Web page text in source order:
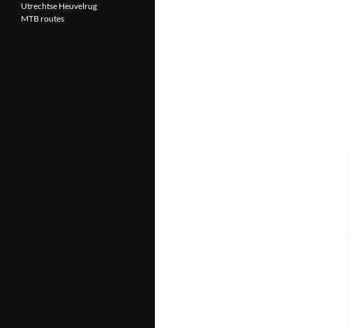
Utrechtse Heuvelrug
MTB routes